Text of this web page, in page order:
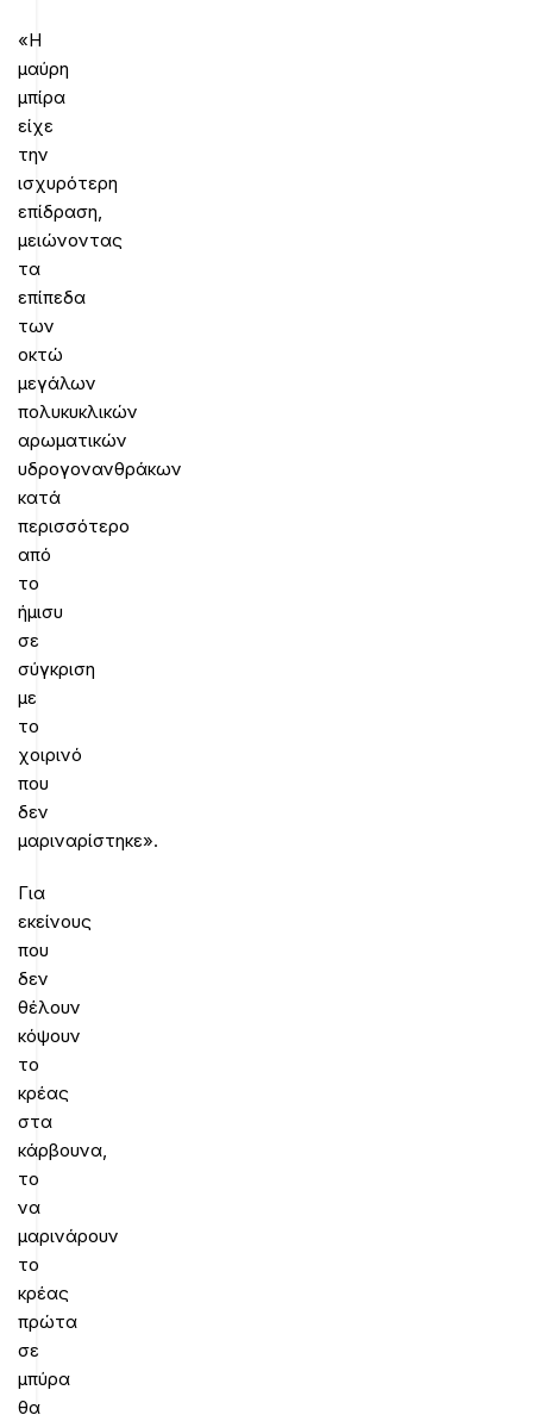
«Η
μαύρη
μπίρα
είχε
την
ισχυρότερη
επίδραση,
μειώνοντας
τα
επίπεδα
των
οκτώ
μεγάλων
πολυκυκλικών
αρωματικών
υδρογονανθράκων
κατά
περισσότερο
από
το
ήμισυ
σε
σύγκριση
με
το
χοιρινό
που
δεν
μαριναρίστηκε».
Για
εκείνους
που
δεν
θέλουν
κόψουν
το
κρέας
στα
κάρβουνα,
το
να
μαρινάρουν
το
κρέας
πρώτα
σε
μπύρα
θα